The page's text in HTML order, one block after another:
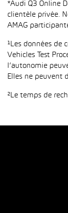
*Audi Q3 Online
clientèle privée.
AMAG
¹Les données de
Vehicles Test
l’autonomie
Elles ne peuvent
²Le temps de